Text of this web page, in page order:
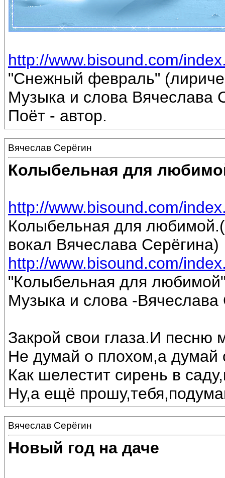
http://www.bisound.com/
"Снежный февраль"
Музыка и слова Вячеслава
Поёт - автор.
Вячеслав Серёгин
Колыбельная для
http://www.bisound.com/
Колыбельная для
вокал Вячеслава Серёгина)
http://www.bisound.com/
"Колыбельная для
Музыка и слова -Вячеслава
Закрой свои глаза.И песню
Не думай о плохом,а думай
Как шелестит сирень в
Ну,а ещё
Вячеслав Серёгин
Новый год на даче